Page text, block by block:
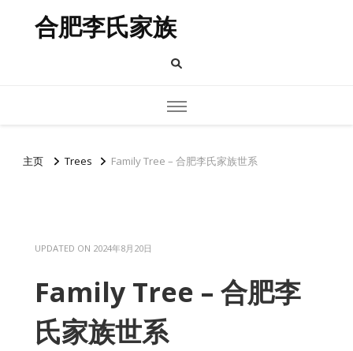
合肥李氏家族
主页 Trees Family Tree – 合肥李氏家族世系
UPDATED ON 2024年8月20日
Family Tree – 合肥李
氏家族世系